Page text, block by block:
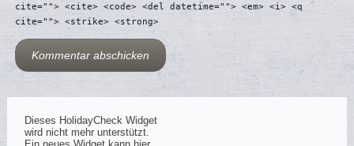
cite=""> <cite> <code> <del datetime=""> <em> <i> <q
cite=""> <strike> <strong>
Dieses HolidayCheck Widget
wird nicht mehr unterstützt.